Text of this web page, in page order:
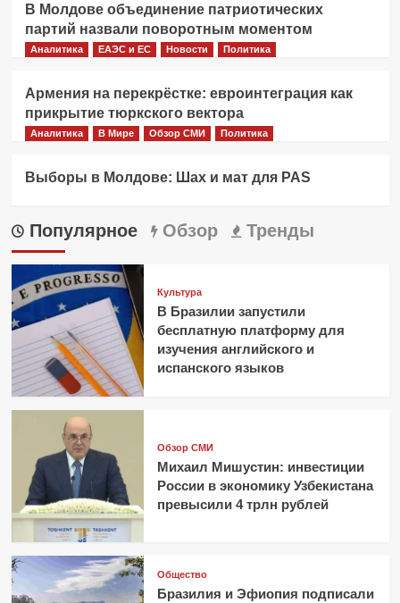
В Молдове объединение патриотических
партий назвали поворотным моментом
Аналитика ЕАЭС и ЕС Новости Политика
Армения на перекрёстке: евроинтеграция как
прикрытие тюркского вектора
Аналитика В Мире Обзор СМИ Политика
Выборы в Молдове: Шах и мат для PAS
Популярное Обзор Тренды
Культура
В Бразилии запустили
бесплатную платформу для
изучения английского и
испанского языков
Обзор СМИ
Михаил Мишустин: инвестиции
России в экономику Узбекистана
превысили 4 трлн рублей
Общество
Бразилия и Эфиопия подписали